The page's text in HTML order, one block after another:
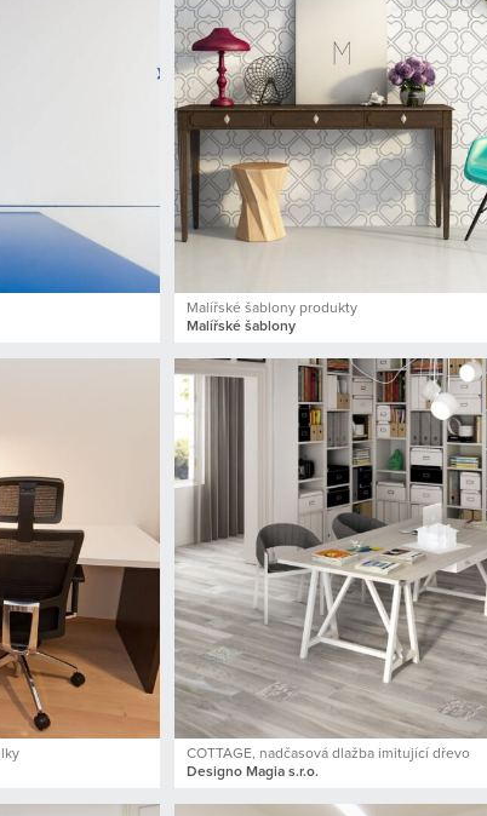
Malířské šablony produkty
Malířské šablony
COTTAGE, nadčasová dlažba imitující dřevo
Designo Magia s.r.o.